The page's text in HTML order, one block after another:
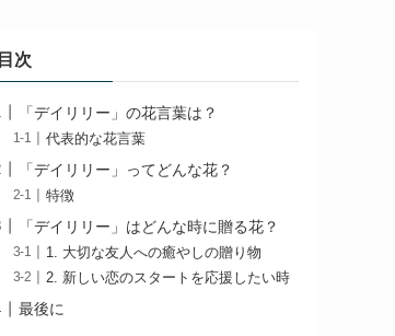
目次
「デイリリー」の花言葉は？
代表的な花言葉
「デイリリー」ってどんな花？
特徴
「デイリリー」はどんな時に贈る花？
1. 大切な友人への癒やしの贈り物
2. 新しい恋のスタートを応援したい時
最後に